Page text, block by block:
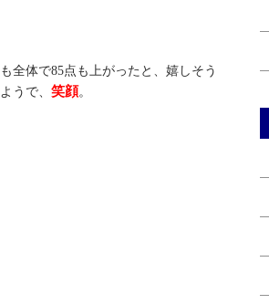
全体で85点も上がったと、嬉しそう
うで、笑顔。